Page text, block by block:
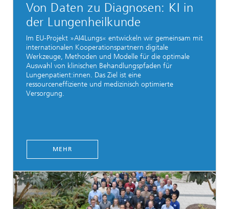
Von Daten zu Diagnosen: KI in
der Lungenheilkunde
Im EU-Projekt »AI4Lungs« entwickeln wir gemeinsam mit
internationalen Kooperationspartnern digitale
Werkzeuge, Methoden und Modelle für die optimale
Auswahl von klinischen Behandlungspfaden für
Lungenpatient:innen. Das Ziel ist eine
ressourceneffiziente und medizinisch optimierte
Versorgung.
MEHR